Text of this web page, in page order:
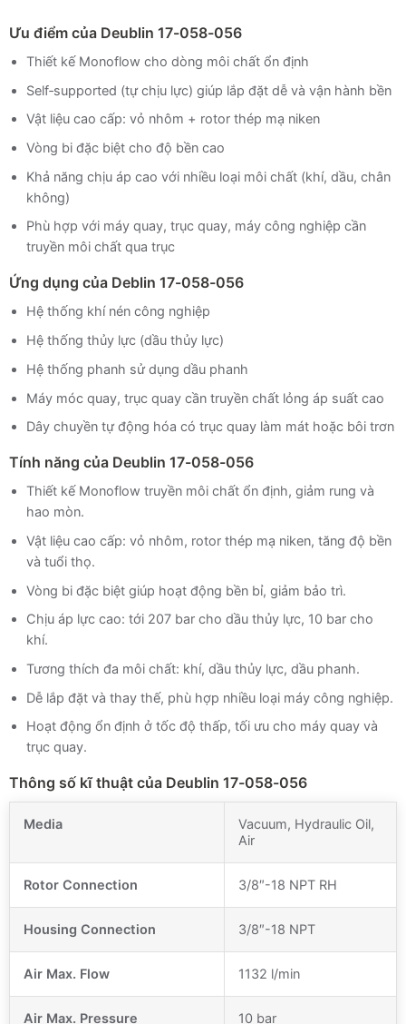
Ưu điểm của Deublin 17-058-056
Thiết kế Monoflow cho dòng môi chất ổn định
Self‑supported (tự chịu lực) giúp lắp đặt dễ và vận hành bền
Vật liệu cao cấp: vỏ nhôm + rotor thép mạ niken
Vòng bi đặc biệt cho độ bền cao
Khả năng chịu áp cao với nhiều loại môi chất (khí, dầu, chân
không)
Phù hợp với máy quay, trục quay, máy công nghiệp cần
truyền môi chất qua trục
Ứng dụng của Deblin 17-058-056
Hệ thống khí nén công nghiệp
Hệ thống thủy lực (dầu thủy lực)
Hệ thống phanh sử dụng dầu phanh
Máy móc quay, trục quay cần truyền chất lỏng áp suất cao
Dây chuyền tự động hóa có trục quay làm mát hoặc bôi trơn
Tính năng của Deublin 17-058-056
Thiết kế Monoflow truyền môi chất ổn định, giảm rung và
hao mòn.
Vật liệu cao cấp: vỏ nhôm, rotor thép mạ niken, tăng độ bền
và tuổi thọ.
Vòng bi đặc biệt giúp hoạt động bền bỉ, giảm bảo trì.
Chịu áp lực cao: tới 207 bar cho dầu thủy lực, 10 bar cho
khí.
Tương thích đa môi chất: khí, dầu thủy lực, dầu phanh.
Dễ lắp đặt và thay thế, phù hợp nhiều loại máy công nghiệp.
Hoạt động ổn định ở tốc độ thấp, tối ưu cho máy quay và
trục quay.
Thông số kĩ thuật của Deublin 17-058-056
Media
Vacuum, Hydraulic Oil,
Air
Rotor Connection 3/8″-18 NPT RH
Housing Connection 3/8″-18 NPT
Air Max. Flow 1132 l/min
Air Max. Pressure 10 bar